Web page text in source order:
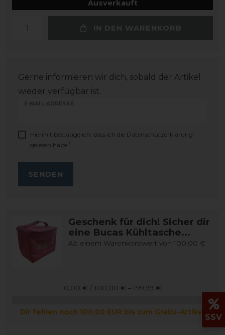
Ausverkauft
IN DEN WARENKORB
Gerne informieren wir dich, sobald der Artikel
wieder verfügbar ist.
E-MAIL-ADRESSE
Hiermit bestätige ich, dass ich die Daten­schutz­erklärung
gelesen habe. *
SENDEN
Geschenk für dich! Sicher dir
eine Bucas Kühltasche...
Ab einem Warenkorbwert von 100,00 €
0,00 € / 100,00 € – 199,99 €
Dir fehlen noch 100,00 EUR bis zum Gratis-Artikel
SSV